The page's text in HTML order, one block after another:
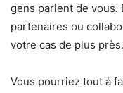
gens parlent de vous.
partenaires ou
votre cas de plus près.
Vous pourriez tout à